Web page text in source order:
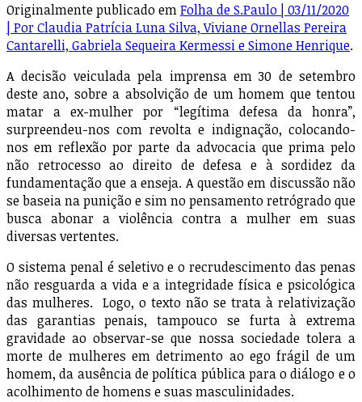
Originalmente publicado emFolha de S.Paulo | 03/11/2020
| Por Claudia Patrícia Luna Silva, Viviane Ornellas Pereira
Cantarelli, Gabriela Sequeira Kermessi e Simone Henrique.
A decisão veiculada pela imprensa em 30 de setembro
deste ano, sobre a absolvição de um homem que tentou
matar a ex-mulher por “legítima defesa da honra”,
surpreendeu-nos com revolta e indignação, colocando-
nos em reflexão por parte da advocacia que prima pelo
não retrocesso ao direito de defesa e à sordidez da
fundamentação que a enseja. A questão em discussão não
se baseia na punição e sim no pensamento retrógrado que
busca abonar a violência contra a mulher em suas
diversas vertentes.
O sistema penal é seletivo e o recrudescimento das penas
não resguarda a vida e a integridade física e psicológica
das mulheres. Logo, o texto não se trata à relativização
das garantias penais, tampouco se furta à extrema
gravidade ao observar-se que nossa sociedade tolera a
morte de mulheres em detrimento ao ego frágil de um
homem, da ausência de política pública para o diálogo e o
acolhimento de homens e suas masculinidades.